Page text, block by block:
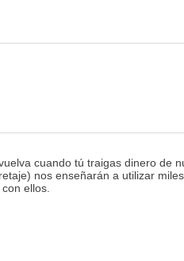
cuando tú traigas dinero de
nos enseñarán a utilizar
ellos.